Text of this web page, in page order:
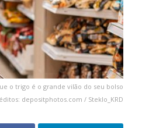
o trigo é o grande vilão do seu bolso
depositphotos.com / Steklo_KRD